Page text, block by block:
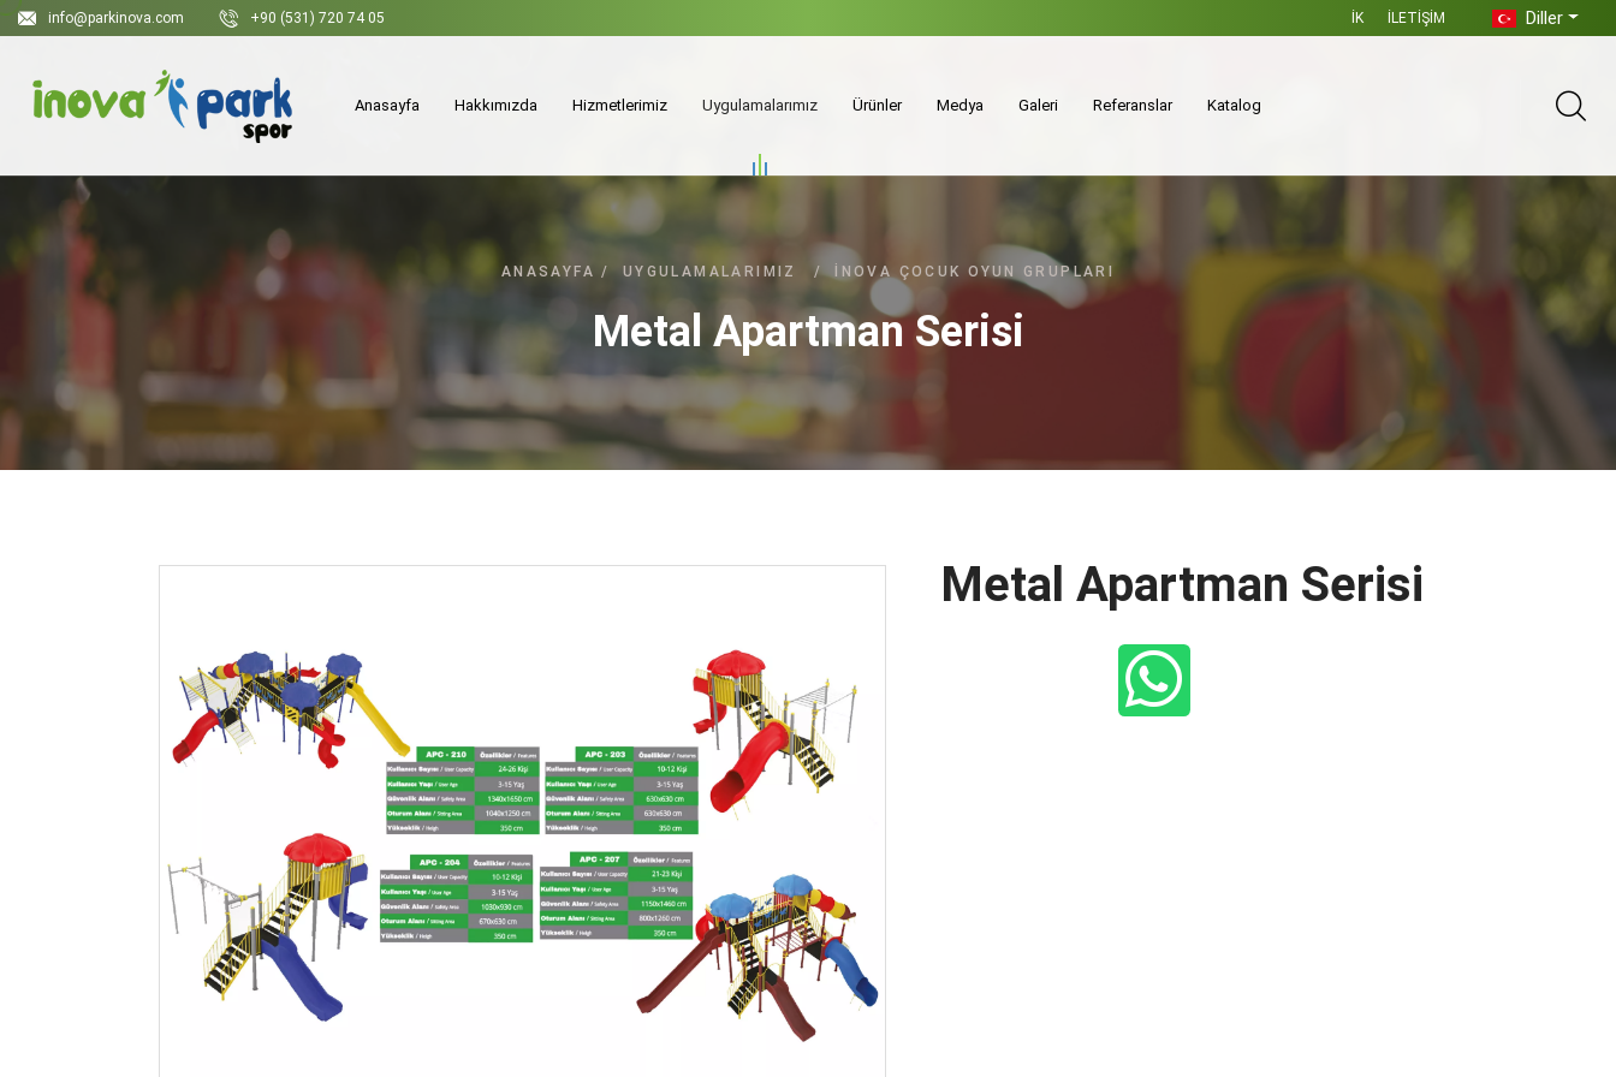
info@parkinova.com +90 (531) 720 74 05 İK İLETIŞIM Diller
Anasayfa Hakkımızda Hizmetlerimiz Uygulamalarımız Ürünler Medya Galeri Referanslar Katalog
ANASAYFA / UYGULAMALARIMIZ / İNOVA ÇOCUK OYUN GRUPLARI
Metal Apartman Serisi
Metal Apartman Serisi